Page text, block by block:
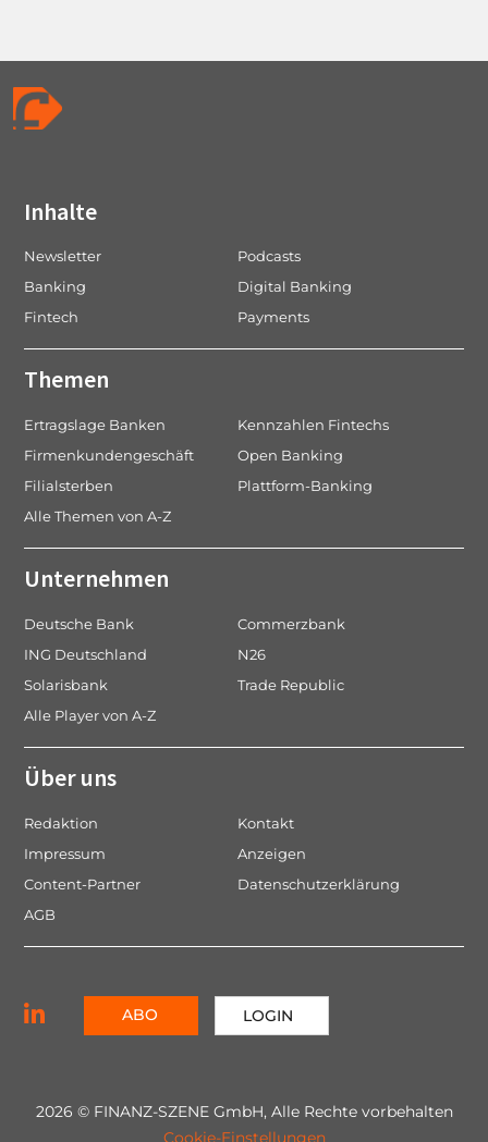
Inhalte
Newsletter
Podcasts
Banking
Digital Banking
Fintech
Payments
Themen
Ertragslage Banken
Kennzahlen Fintechs
Firmenkundengeschäft
Open Banking
Filialsterben
Plattform-Banking
Alle Themen von A-Z
Unternehmen
Deutsche Bank
Commerzbank
ING Deutschland
N26
Solarisbank
Trade Republic
Alle Player von A-Z
Über uns
Redaktion
Kontakt
Impressum
Anzeigen
Content-Partner
Datenschutzerklärung
AGB
ABO LOGIN
2026 © FINANZ-SZENE GmbH, Alle Rechte vorbehalten
Cookie-Einstellungen